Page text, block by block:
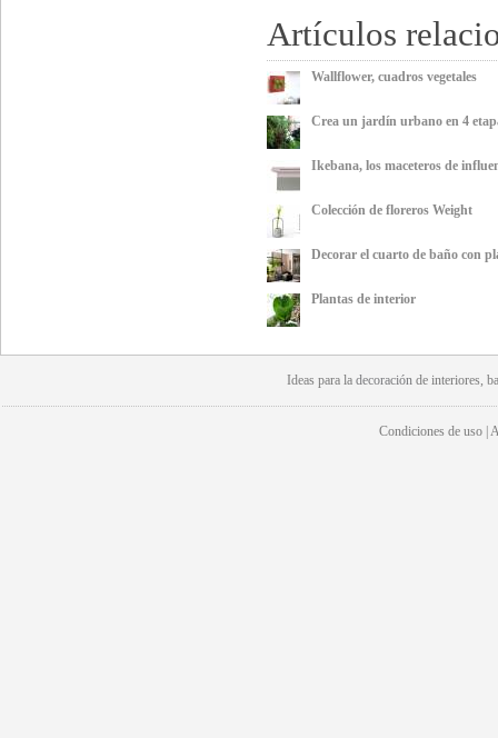
Artículos
Wallflower, cuadros vegetales
Crea un jardín urbano en 4
Ikebana, los maceteros de
Colección de floreros Weight
Decorar el cuarto de baño con
Plantas de interior
Ideas para ladecoración de interiores,
Condiciones de uso |